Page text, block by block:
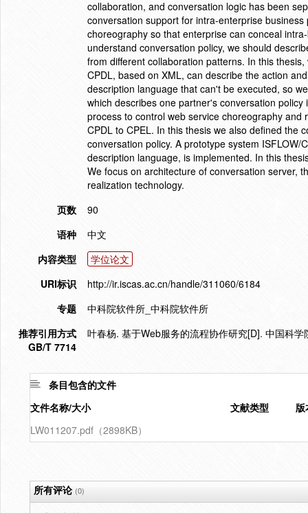
collaboration, and conversation logic has been
conversation support for intra-enterprise
choreography so that enterprise can conceal
understand conversation policy, we should
from different collaboration patterns. In this
CPDL, based on XML, can describe the action
description language that can't be executed, so
which describes one partner's conversation
process to control web service choreography
CPDL to CPEL. In this thesis we also defined the
conversation policy. A prototype system
description language, is implemented. In this
We focus on architecture of conversation server,
realization technology.
页数
90
语种
中文
内容类型
学位论文
URI标识
http://ir.iscas.ac.cn/handle/311060/6184
专题
中科院软件所_中科院软件所
推荐引用方式
GB/T 7714
叶春杨. 基于Web服务的流程协作研究[D]. 中国科
条目包含的文件
文件名称/大小
文献类型
版
LW011207.pdf（2898KB）
所有评论(0)